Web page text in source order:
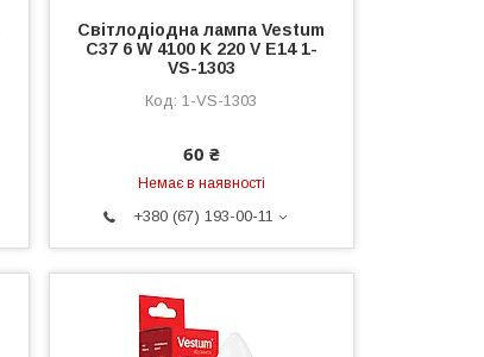
Світлодіодна лампа Vestum
C37 6 W 4100 K 220 V E14 1-
VS-1303
1-VS-1303
60 ₴
Немає в наявності
+380 (67) 193-00-11